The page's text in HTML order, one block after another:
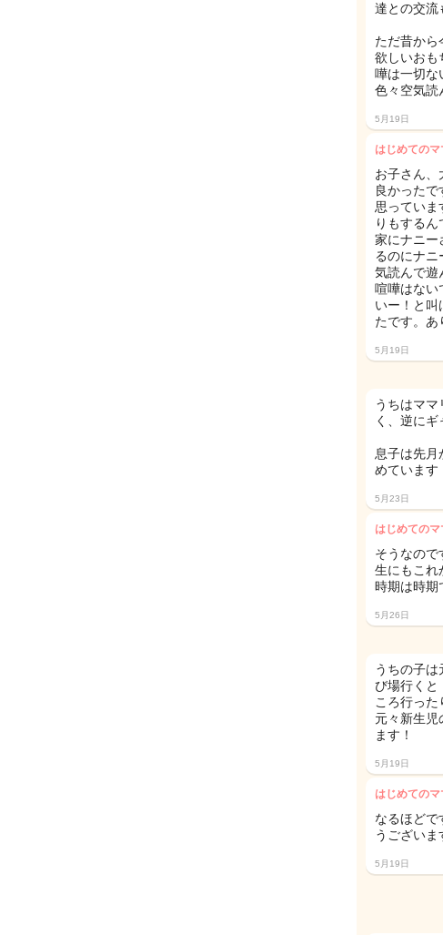
達との交流
ただ昔から
欲しいおも
嘩は一切な
色々空気読
5月19日
はじめてのマ
お子さん、
良かったで
思っていま
りもする
家にナニー
るのにナニ
気読んで遊
喧嘩はない
いー！と叫
たです。あ
5月19日
うちはマ
く、逆に
息子は先月
めています
5月23日
はじめてのマ
そうなので
生にもこれ
時期は時期
5月26日
うちの子
び場行くと
ころ行っ
元々新生児
ます！
5月19日
はじめてのマ
なるほどで
うございま
5月19日